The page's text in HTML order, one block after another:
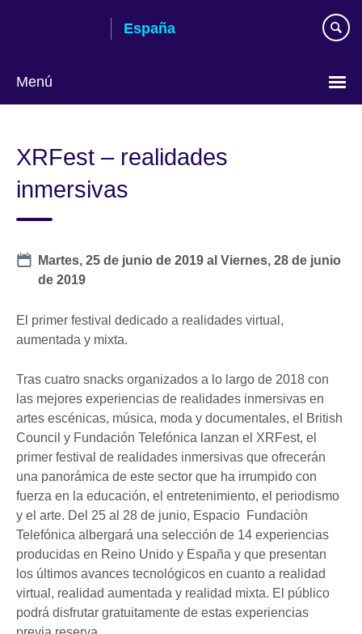
España
Menú
XRFest – realidades
inmersivas
Date
Martes, 25 de junio de 2019 alViernes, 28 de junio
de 2019
El primer festival dedicado a realidades virtual,
aumentada y mixta.
Tras cuatro snacks organizados a lo largo de 2018 con
las mejores experiencias de realidades inmersivas en
artes escénicas, música, moda y documentales, el British
Council y Fundación Telefónica lanzan el XRFest, el
primer festival de realidades inmersivas que ofrecerán
una panorámica de este sector que ha irrumpido con
fuerza en la educación, el entretenimiento, el periodismo
y el arte. Del 25 al 28 de junio, Espacio Fundaciòn
Telefónica albergará una selección de 14 experiencias
producidas en Reino Unido y España y que presentan
los últimos avances tecnológicos en cuanto a realidad
virtual, realidad aumentada y realidad mixta. El público
podrá disfrutar gratuitamente de estas experiencias